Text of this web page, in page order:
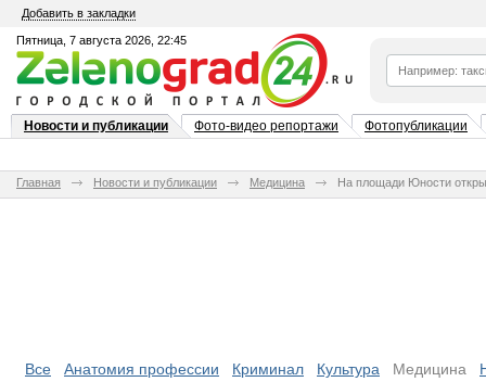
Добавить в закладки
Пятница, 7 августа 2026, 22:45
Новости и публикации Фото-видео репортажи Фотопубликации
Главная Новости и публикации Медицина На площади Юности
Все Анатомия профессии Криминал Культура Медицина